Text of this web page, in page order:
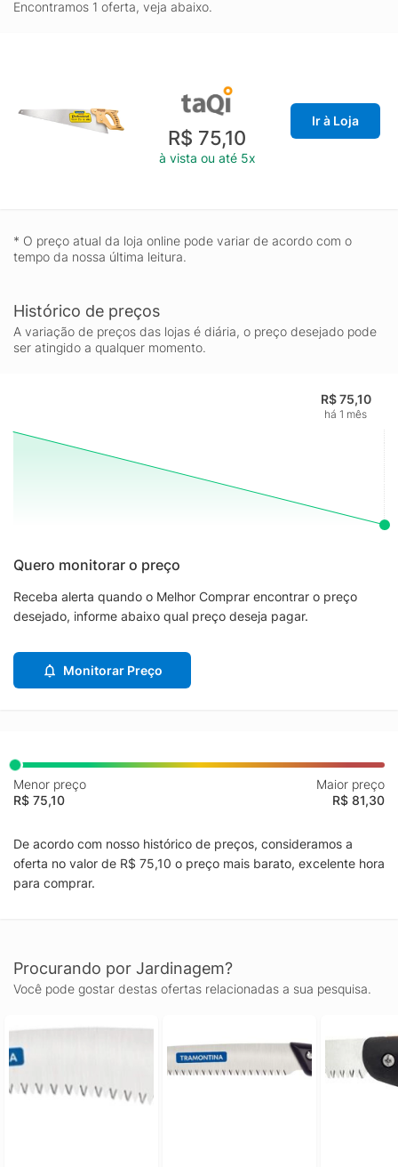
Encontramos 1 oferta, veja abaixo.
R$ 75,10
à vista ou até 5x
Ir à Loja
* O preço atual da loja online pode variar de acordo com o
tempo da nossa última leitura.
Histórico de preços
A variação de preços das lojas é diária, o preço desejado pode
ser atingido a qualquer momento.
R$ 75,10
há 1 mês
Quero monitorar o preço
Receba alerta quando o Melhor Comprar encontrar o preço
desejado, informe abaixo qual preço deseja pagar.
Monitorar Preço
Menor preço
R$ 75,10
Maior preço
R$ 81,30
De acordo com nosso histórico de preços, consideramos a
oferta no valor de R$ 75,10 o preço mais barato, excelente hora
para comprar.
Procurando por Jardinagem?
Você pode gostar destas ofertas relacionadas a sua pesquisa.